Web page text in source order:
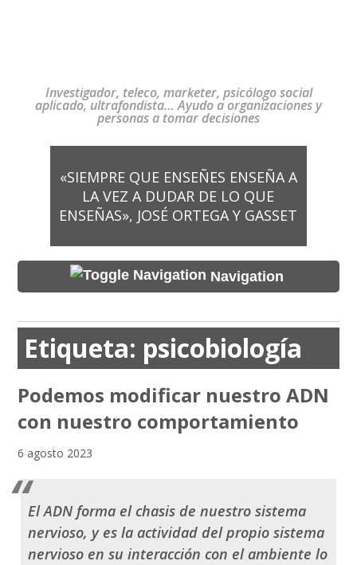
Investigador, teleco, marketer, psicólogo social
aplicado, ultrafondista… Ayudo a organizaciones y
personas a tomar decisiones
«SIEMPRE QUE ENSEÑES ENSEÑA A
LA VEZ A DUDAR DE LO QUE
ENSEÑAS», JOSÉ ORTEGA Y GASSET
Navigation
Etiqueta: psicobiología
Podemos modificar nuestro ADN
con nuestro comportamiento
6 agosto 2023
El ADN forma el chasis de nuestro sistema
nervioso, y es la actividad del propio sistema
nervioso en su interacción con el ambiente lo